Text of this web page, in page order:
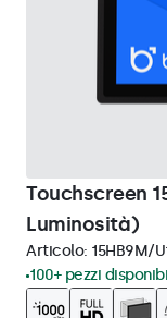
Touchscreen
Luminosità)
Articolo: 15HB9M/
100+ pezzi